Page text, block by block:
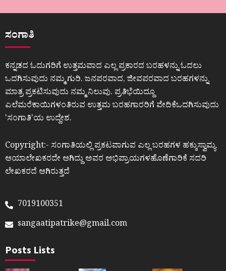
ಸಂಗಾತಿ
ಕನ್ನಡದ ಓದುಗರಿಗೆ ಉತ್ತಮವಾದ ಎಲ್ಲ ಪ್ರಕಾರದ ಬರಹಳನ್ನು ಓದಲು
ಒದಗಿಸುವುದು ನಮ್ಮ ಗುರಿ. ಜನಪರವಾದ, ಜೀವಪರವಾದ ಬರಹಗಳನ್ನು
ಮಾತ್ರ ಪ್ರಕಟಿಸುವುದು ನಮ್ಮ ನಿಲುವು. ಪ್ರತಿಭೆಯಿದ್ದೂ
ಎಲೆಮರೆಕಾಯಿಗಳಂತಿರುವ ಉತ್ತಮ ಬರಹಗಾರರಿಗೆ ವೇದಿಕೆಒದಗಿಸುವುದು
ʼಸಂಗಾತಿʼಯ ಉದ್ದೇಶ.
Copyright:- ಸಂಗಾತಿಯಲ್ಲಿ ಪ್ರಕಟವಾಗುವ ಎಲ್ಲ ಬರಹಗಳ ಹಕ್ಕುಸ್ವಾಮ್ಯ
ಆಯಾಲೇಖಕರದೇ ಆಗಿದ್ದು ಅವರ ಅಭಿಪ್ರಾಯಗಳಹೊಣೆಗಾರಿಕೆ ಸದರಿ
ಲೇಖಕರದೆ ಆಗಿರುತ್ತದೆ
7019100351
sangaatipatrike@gmail.com
Posts Lists